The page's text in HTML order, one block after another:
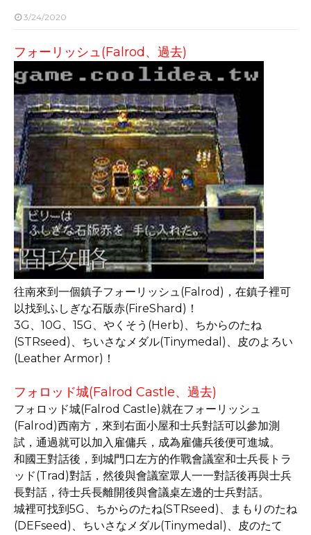
3/24/2020
フォーリッシュ(Falrod、過去)
往南來到一個鎮子フォーリッシュ(Falrod)，在鎮子裡可
以找到ふしぎな石版赤(FireShard)！
3G、10G、15G、やくそう(Herb)、ちからのたね
(STRseed)、ちいさなメダル(Tinymedal)、皮のよろい
(Leather Armor)！
フォロッド城(Falrod Castle、過去)
フォロッド城(Falrod Castle)就在フォーリッシュ
(Falrod)西南方，來到右面小屋和士兵對話可以參加測
試，通過就可以加入雇傭兵，成為雇傭兵後便可進城。
和國王對話後，到城門口左方的作戰會議室和士兵長トラ
ッド(Trad)對話，然後與會議室眾人一一對話後再與士兵
長對話，待士兵長離開後與會議桌左邊的士兵對話。
城裡可找到5G、ちからのたね(STRseed)、まもりのたね
(DEFseed)、ちいさなメダル(Tinymedal)、皮のたて